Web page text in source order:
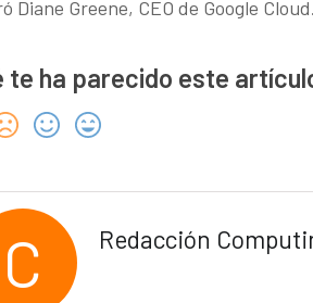
Diane Greene, CEO de Google Cloud.
te ha parecido este
C Redacción